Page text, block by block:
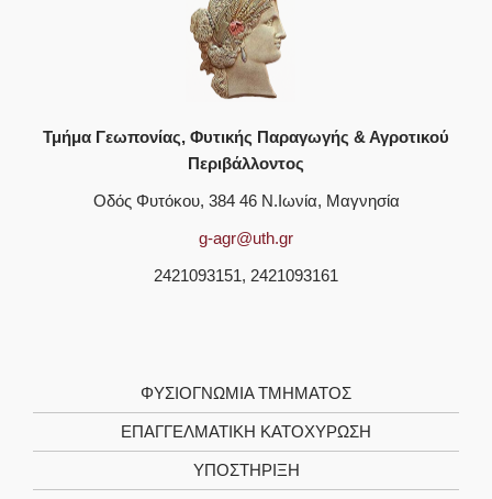
Τμήμα Γεωπονίας, Φυτικής Παραγωγής & Αγροτικού
Περιβάλλοντος
Οδός Φυτόκου, 384 46 Ν.Ιωνία, Μαγνησία
g-agr@uth.gr
2421093151, 2421093161
ΦΥΣΙΟΓΝΩΜΙΑ ΤΜΗΜΑΤΟΣ
ΕΠΑΓΓΕΛΜΑΤΙΚΗ ΚΑΤΟΧΥΡΩΣΗ
ΥΠΟΣΤΗΡΙΞΗ